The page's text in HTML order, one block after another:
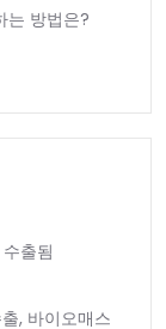
는 방법은?
출됨
, 바이오매스